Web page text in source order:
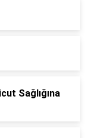
Sağlığına